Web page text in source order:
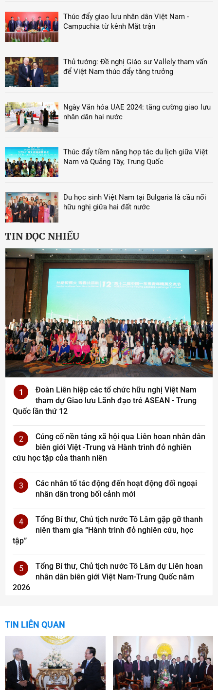
Thúc đẩy giao lưu nhân dân Việt Nam -
Campuchia từ kênh Mặt trận
Thủ tướng: Đề nghị Giáo sư Vallely tham vấn
để Việt Nam thúc đẩy tăng trưởng
Ngày Văn hóa UAE 2024: tăng cường giao lưu
nhân dân hai nước
Thúc đẩy tiềm năng hợp tác du lịch giữa Việt
Nam và Quảng Tây, Trung Quốc
Du học sinh Việt Nam tại Bulgaria là cầu nối
hữu nghị giữa hai đất nước
TIN ĐỌC NHIỀU
1
Đoàn Liên hiệp các tổ chức hữu nghị Việt Nam
tham dự Giao lưu Lãnh đạo trẻ ASEAN - Trung
Quốc lần thứ 12
2
Củng cố nền tảng xã hội qua Liên hoan nhân dân
biên giới Việt -Trung và Hành trình đỏ nghiên
cứu học tập của thanh niên
3
Các nhân tố tác động đến hoạt động đối ngoại
nhân dân trong bối cảnh mới
4
Tổng Bí thư, Chủ tịch nước Tô Lâm gặp gỡ thanh
niên tham gia “Hành trình đỏ nghiên cứu, học
tập”
5
Tổng Bí thư, Chủ tịch nước Tô Lâm dự Liên hoan
nhân dân biên giới Việt Nam-Trung Quốc năm
2026
TIN LIÊN QUAN